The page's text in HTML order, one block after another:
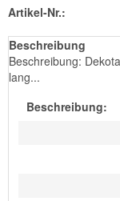
Artikel-Nr.:
Beschreibung
Beschreibung:
lang...
Beschreibung: